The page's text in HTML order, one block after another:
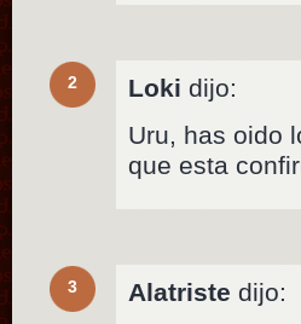
2 Loki dijo:
Uru, has oido
que esta
3 Alatriste dijo: